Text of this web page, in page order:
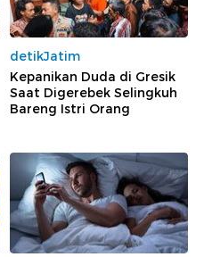
detikJatim
Kepanikan Duda di Gresik
Saat Digerebek Selingkuh
Bareng Istri Orang